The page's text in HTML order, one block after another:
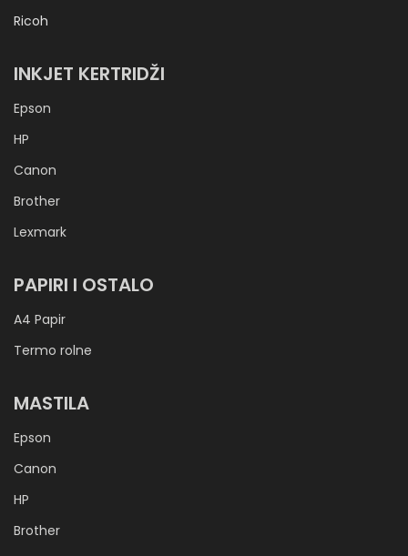
Ricoh
INKJET KERTRIDŽI
Epson
HP
Canon
Brother
Lexmark
PAPIRI I OSTALO
A4 Papir
Termo rolne
MASTILA
Epson
Canon
HP
Brother